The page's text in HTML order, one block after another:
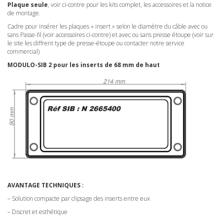
Plaque seule, voir ci-contre pour les kits complet, les accessoires et la notice
de montage.
Cadre pour insérer les plaques « insert » selon le diamètre du câble avec ou
sans Passe-fil (voir accessoires ci-contre) et avec ou sans presse étoupe (voir sur
le site les diffrent type de presse-étoupe ou contacter notre service
commercial)
MODULO-SIB 2 pour les inserts de 68 mm de haut
AVANTAGE TECHNIQUES :
– Solution compacte par clipsage des inserts entre eux
– Discret et esthétique